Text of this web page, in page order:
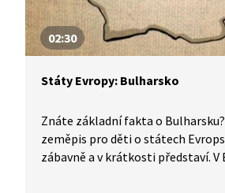
02:30
Státy Evropy: Bulharsko
Znáte základní fakta o
zeměpis pro děti o státech
zábavně a v krátkosti představí. V